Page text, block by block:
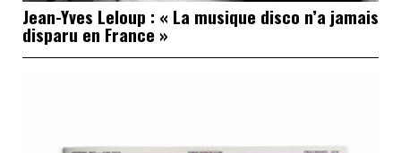
Jean-Yves Leloup : « La musique disco n’a jamais
disparu en France »